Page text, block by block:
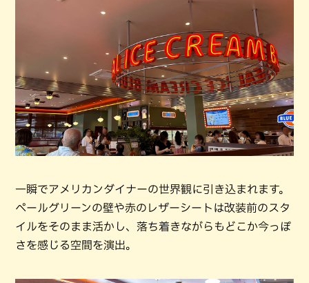
一瞬でアメリカンダイナーの世界観に引き込まれます。
ペールグリーンの壁や赤のレザーシートは改装前のスタ
イルをそのまま活かし、落ち着きながらもどこか今っぽ
さを感じる空間を演出。